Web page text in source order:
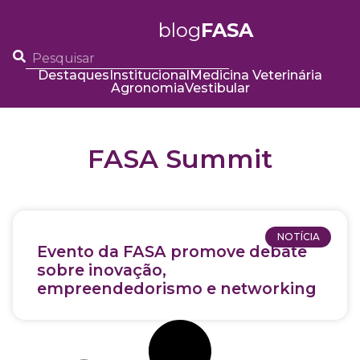
blogFASA
DestaquesInstitucionalMedicina Veterinária
AgronomiaVestibular
FASA Summit
NOTÍCIA
Evento da FASA promove debate
sobre inovação,
empreendedorismo e networking